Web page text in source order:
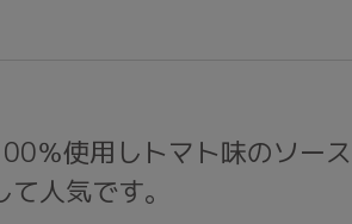
％使用しトマト味のソース
人気です。